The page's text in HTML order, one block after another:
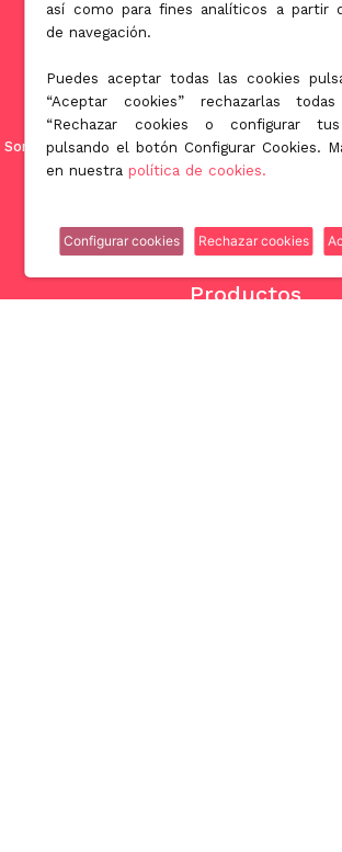
Somos una empresa orientada a ofrecer
mundo de la licuación patrimonial de la
Productos
así como para fines analíticos a partir
de navegación.
Puedes aceptar todas las cookies
“Aceptar cookies” rechazarlas
“Rechazar cookies o configurar tus
pulsando el botón Configurar Cookies.
en nuestrapolítica de cookies.
Configurar cookies Rechazar cookies